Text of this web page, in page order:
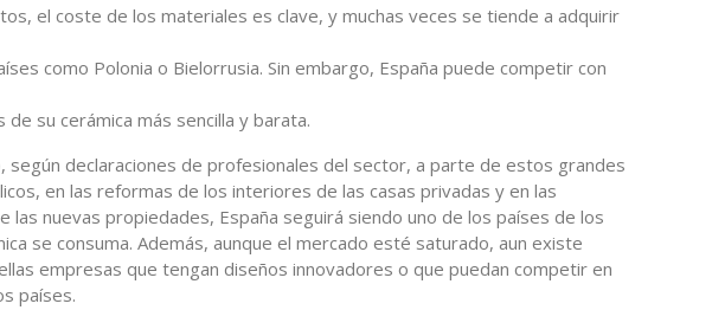
el coste de los materiales es clave, y muchas veces se tiende a adquirir
como Polonia o Bielorrusia. Sin embargo, España puede competir con
de su cerámica más sencilla y barata.
según declaraciones de profesionales del sector, a parte de estos grandes
en las reformas de los interiores de las casas privadas y en las
las nuevas propiedades, España seguirá siendo uno de los países de los
se consuma. Además, aunque el mercado esté saturado, aun existe
empresas que tengan diseños innovadores o que puedan competir en
países.